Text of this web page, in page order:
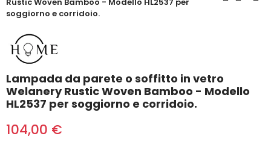
soggiorno e corridoio.
Lampada da parete o soffitto in vetro
Welanery Rustic Woven Bamboo - Modello
HL2537 per soggiorno e corridoio.
104,00 €